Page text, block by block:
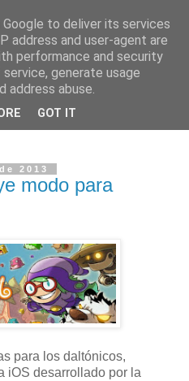
accesibilidad en
2013
modo para
para los daltónicos,
iOS desarrollado por la
to deliver its services
address and user-agent are
performance and security
generate usage
abuse.
GOT IT